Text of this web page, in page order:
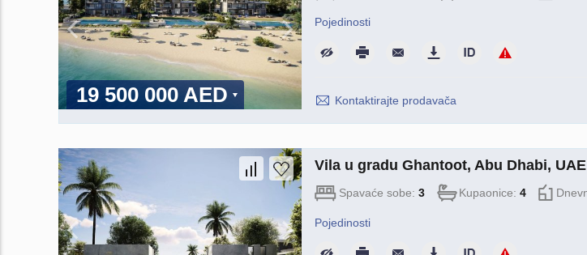
19 500 000 AED
Pojedinosti
Kontaktirajte prodavača
Vila u gradu Ghantoot, Abu Dhabi,
Spavaće sobe: 3 Kupaonice: 4
Pojedinosti